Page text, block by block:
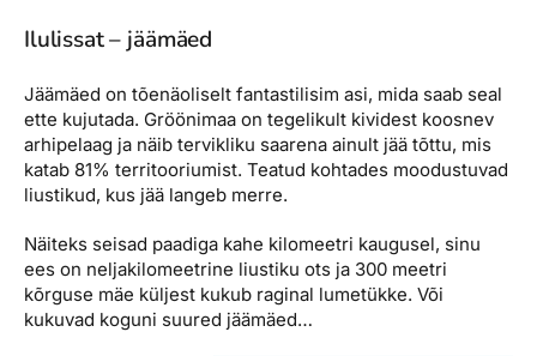
Ilulissat – jäämäed
Jäämäed on tõenäoliselt fantastilisim asi, mida saab seal
ette kujutada. Gröönimaa on tegelikult kividest koosnev
arhipelaag ja näib tervikliku saarena ainult jää tõttu, mis
katab 81% territooriumist. Teatud kohtades moodustuvad
liustikud, kus jää langeb merre.
Näiteks seisad paadiga kahe kilomeetri kaugusel, sinu
ees on neljakilomeetrine liustiku ots ja 300 meetri
kõrguse mäe küljest kukub raginal lumetükke. Või
kukuvad koguni suured jäämäed…